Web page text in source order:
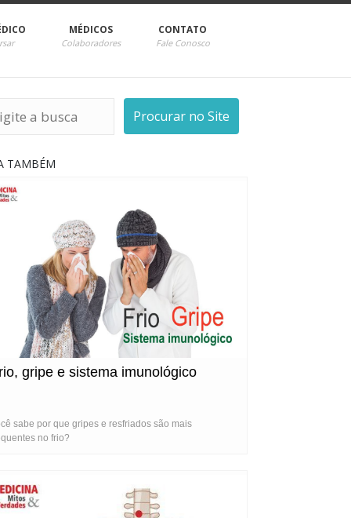
MÉDICOS
Colaboradores
CONTATO
Fale Conosco
Procurar no Site
TAMBÉM
gripe e sistema imunológico
sabe por que gripes e resfriados são mais
no frio?